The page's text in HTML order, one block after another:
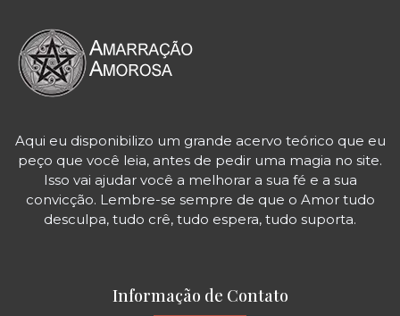
Aqui eu disponibilizo um grande acervo teórico que eu
peço que você leia, antes de pedir uma magia no site.
Isso vai ajudar você a melhorar a sua fé e a sua
convicção. Lembre-se sempre de que o Amor tudo
desculpa, tudo crê, tudo espera, tudo suporta.
Informação de Contato